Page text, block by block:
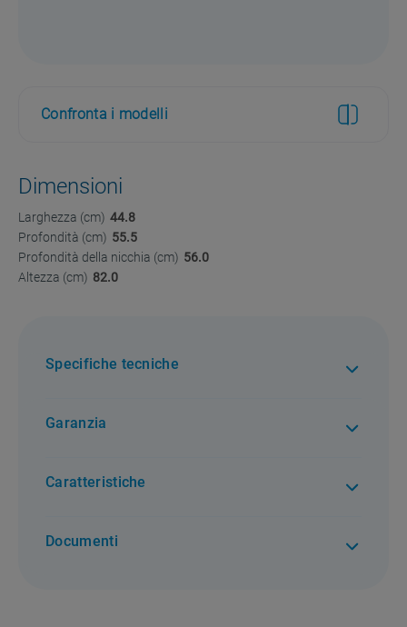
Confronta i modelli
Dimensioni
Larghezza (cm) 44.8
Profondità (cm) 55.5
Profondità della nicchia (cm) 56.0
Altezza (cm) 82.0
Specifiche tecniche
Garanzia
Caratteristiche
Documenti